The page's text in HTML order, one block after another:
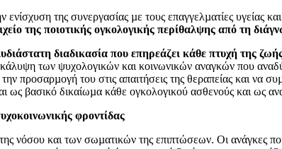
της συνεργασίας µε τους επαγγελµατίες υγείας
της ποιοτικής ογκολογικής περίθαλψης από τη
διαδικασία που επηρεάζει κάθε πτυχή της
των ψυχολογικών και κοινωνικών αναγκών που
προσαρµογή του στις απαιτήσεις της θεραπείας και να
ως βασικό δικαίωµα κάθε ογκολογικού ασθενούς και ως
φροντίδας
νόσου και των σωµατικών της επιπτώσεων. Οι ανάγκες